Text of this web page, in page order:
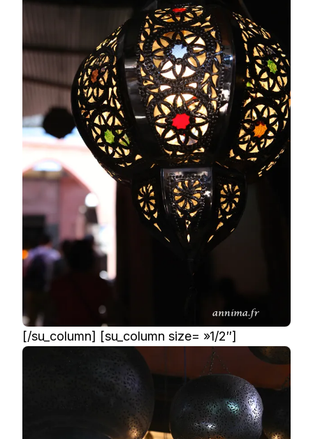
[/su_column] [su_column size= »1/2″]